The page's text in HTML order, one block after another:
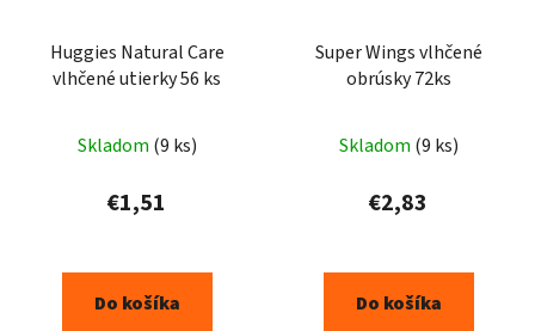
Huggies Natural Care
vlhčené utierky 56 ks
Skladom (9 ks)
€1,51
Do košíka
Super Wings vlhčené
obrúsky 72ks
Skladom (9 ks)
€2,83
Do košíka